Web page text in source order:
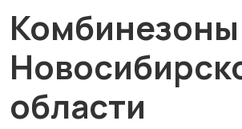
Комбинезоны
области